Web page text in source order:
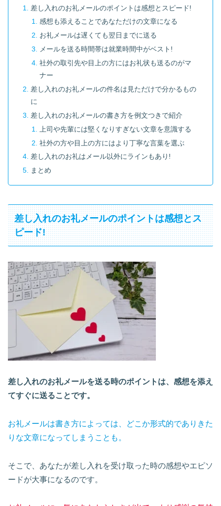
差し入れのお礼メールのポイントは感想とスピード!
感想も添えることであなただけの文章になる
お礼メールは遅くても翌日までに送る
メールを送る時間帯は就業時間中がベスト!
社外の取引先や目上の方にはお礼状も送るのがマ
ナー
差し入れのお礼メールの件名は見ただけで分かるもの
に
差し入れのお礼メールの書き方を例文つきで紹介
上司や先輩には堅くなりすぎない文章を意識する
社外の方や目上の方にはより丁寧な言葉を選ぶ
差し入れのお礼はメール以外にラインもあり!
まとめ
差し入れのお礼メールのポイントは感想とス
ピード!
差し入れのお礼メールを送る時のポイントは、感想を添え
てすぐに送ることです。
お礼メールは書き方によっては、どこか形式的でありきた
りな文章になってしまうことも。
そこで、あなたが差し入れを受け取った時の感想やエピソ
ードが大事になるのです。